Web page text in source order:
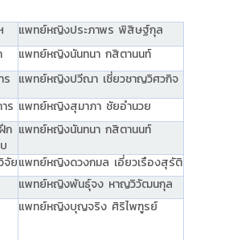
แพทย์หญิงประภาพร พิสิษฐ์กุล
แพทย์หญิงนันทนา กสิตานนท์
ร แพทย์หญิงปวีณา เชี่ยวชาญวิศวกิจ
ร แพทย์หญิงสุมาภา ชัยอำนวย
ก แพทย์หญิงนันทนา กสิตานนท์
จัยแพทย์หญิงดวงกมล เอี่ยวเรืองสุรัติ
แพทย์หญิงพันธุ์จง หาญวิวัฒนกุล
แพทย์หญิงบุญจริง ศิริไพฑูรย์